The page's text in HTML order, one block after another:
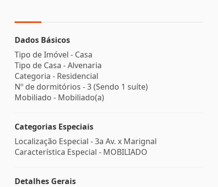
Dados Básicos
Tipo de Imóvel - Casa
Tipo de Casa - Alvenaria
Categoria - Residencial
Nº de dormitórios - 3 (Sendo 1 suíte)
Mobiliado - Mobiliado(a)
Categorias Especiais
Localização Especial - 3a Av. x Marignal
Característica Especial - MOBILIADO
Detalhes Gerais